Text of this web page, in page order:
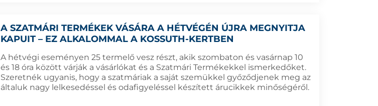
A SZATMÁRI TERMÉKEK VÁSÁRA A HÉTVÉGÉN ÚJRA MEGNYITJA
KAPUIT – EZ ALKALOMMAL A KOSSUTH-KERTBEN
A hétvégi eseményen 25 termelő vesz részt, akik szombaton és vasárnap 10
és 18 óra között várják a vásárlókat és a Szatmári Termékekkel ismerkedőket.
Szeretnék ugyanis, hogy a szatmáriak a saját szemükkel győződjenek meg az
általuk nagy lelkesedéssel és odafigyeléssel készített árucikkek minőségéről.